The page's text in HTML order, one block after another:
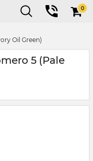
0
Oil Green)
5 (Pale